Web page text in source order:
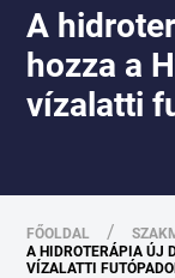
A
hozza a
vízalatti
FŐOLDAL /
A HIDROTERÁPIA ÚJ
VÍZALATTI